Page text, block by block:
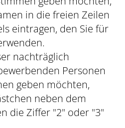
in die freien Zeilen
eintragen, den Sie für
nachträglich
Personen
geben möchten,
neben dem
die Ziffer "2" oder "3"